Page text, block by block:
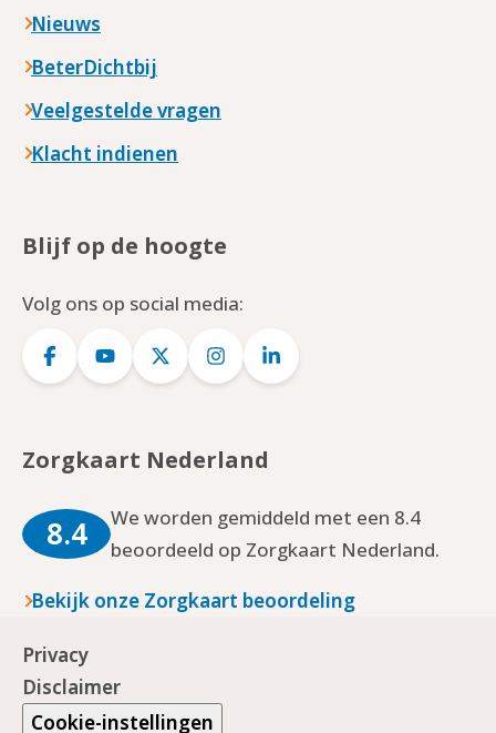
Nieuws
BeterDichtbij
Veelgestelde vragen
Klacht indienen
Blijf op de hoogte
Volg ons op social media:
Logo
Logo
Logo
Logo
Logo
Zorgkaart Nederland
8.4
We worden gemiddeld met een 8.4
beoordeeld op Zorgkaart Nederland.
Bekijk onze Zorgkaart beoordeling
Privacy
Disclaimer
Cookie-instellingen